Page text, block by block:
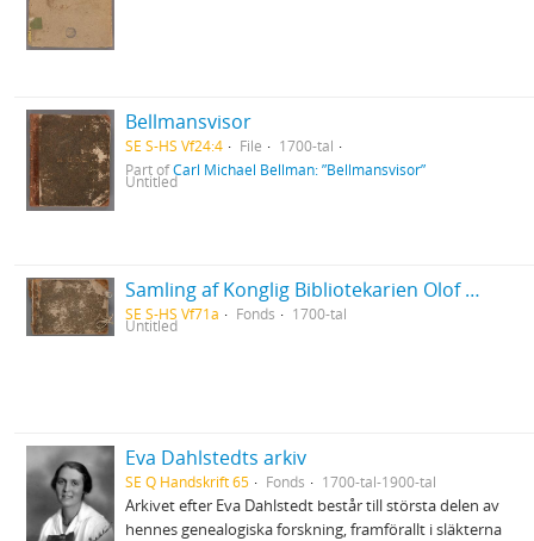
Bellmansvisor
SE S-HS Vf24:4 File
1700-tal
Part ofCarl Michael Bellman: ”Bellmansvisor”
Untitled
Samling af Konglig Bibliotekarien Olof Dalins versar
SE S-HS Vf71a Fonds 1700-tal
Untitled
Eva Dahlstedts arkiv
SE Q Handskrift 65 Fonds 1700-tal-1900-tal
Arkivet efter Eva Dahlstedt består till största delen av
hennes genealogiska forskning, framförallt i släkterna